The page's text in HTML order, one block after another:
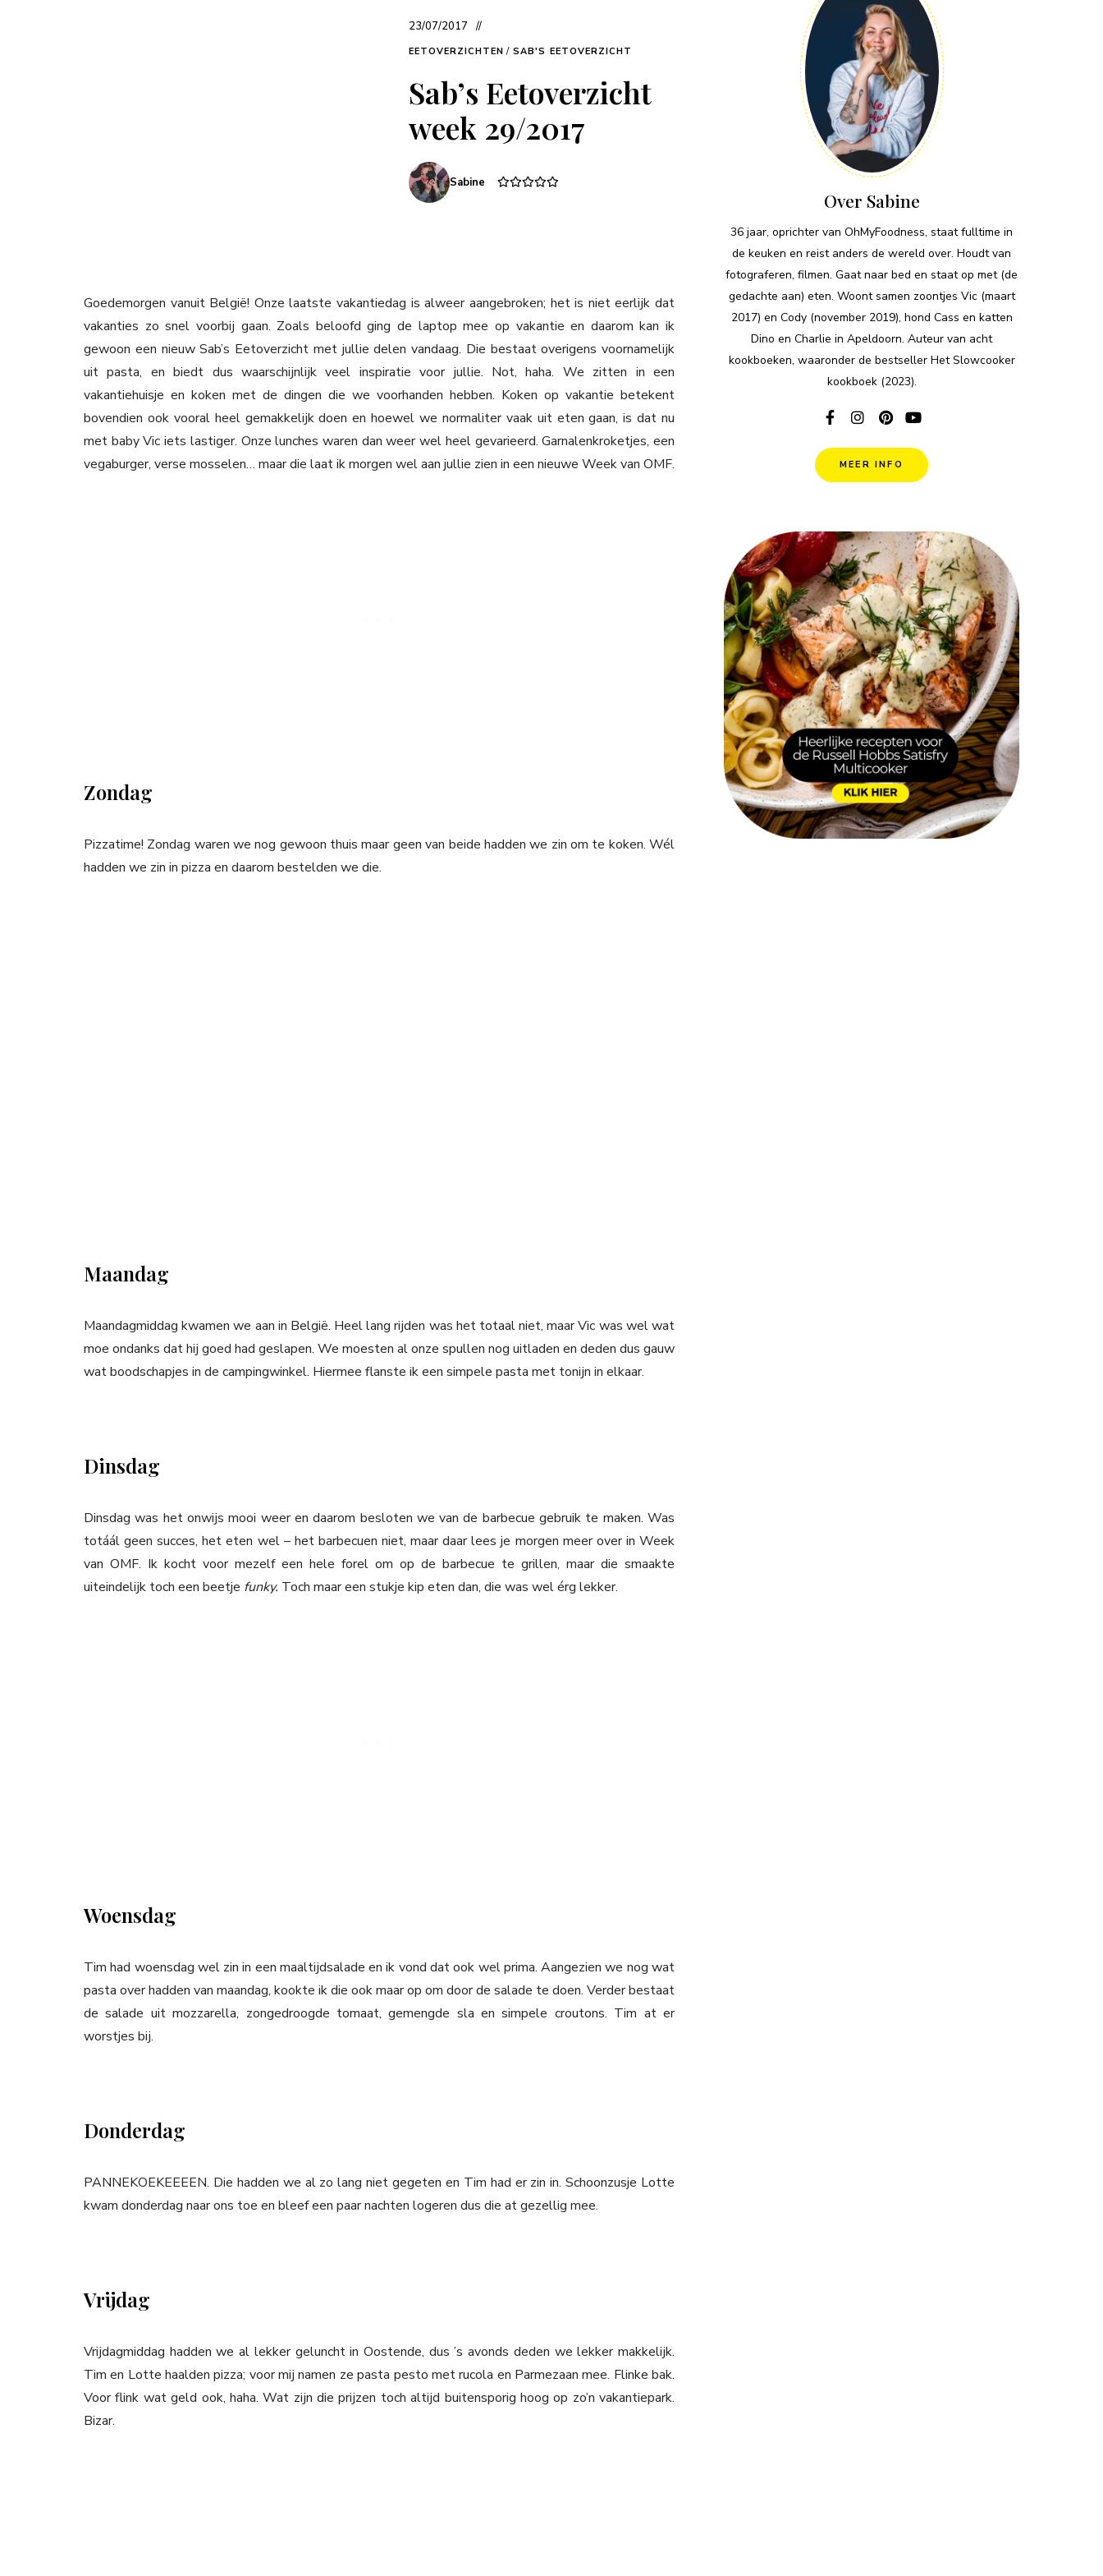
23/07/2017
EETOVERZICHTEN / SAB'S EETOVERZICHT
Sab’s Eetoverzicht
week 29/2017
Sabine
Goedemorgen vanuit België! Onze laatste vakantiedag is alweer aangebroken; het is niet eerlijk dat
vakanties zo snel voorbij gaan. Zoals beloofd ging de laptop mee op vakantie en daarom kan ik
gewoon een nieuw Sab’s Eetoverzicht met jullie delen vandaag. Die bestaat overigens voornamelijk
uit pasta, en biedt dus waarschijnlijk veel inspiratie voor jullie. Not, haha. We zitten in een
vakantiehuisje en koken met de dingen die we voorhanden hebben. Koken op vakantie betekent
bovendien ook vooral heel gemakkelijk doen en hoewel we normaliter vaak uit eten gaan, is dat nu
met baby Vic iets lastiger. Onze lunches waren dan weer wel heel gevarieerd. Garnalenkroketjes, een
vegaburger, verse mosselen… maar die laat ik morgen wel aan jullie zien in een nieuwe Week van OMF.
Zondag
Pizzatime! Zondag waren we nog gewoon thuis maar geen van beide hadden we zin om te koken. Wél
hadden we zin in pizza en daarom bestelden we die.
Maandag
Maandagmiddag kwamen we aan in België. Heel lang rijden was het totaal niet, maar Vic was wel wat
moe ondanks dat hij goed had geslapen. We moesten al onze spullen nog uitladen en deden dus gauw
wat boodschapjes in de campingwinkel. Hiermee flanste ik een simpele pasta met tonijn in elkaar.
Dinsdag
Dinsdag was het onwijs mooi weer en daarom besloten we van de barbecue gebruik te maken. Was
totáál geen succes, het eten wel – het barbecuen niet, maar daar lees je morgen meer over in Week
van OMF. Ik kocht voor mezelf een hele forel om op de barbecue te grillen, maar die smaakte
uiteindelijk toch een beetje funky. Toch maar een stukje kip eten dan, die was wel érg lekker.
Woensdag
Tim had woensdag wel zin in een maaltijdsalade en ik vond dat ook wel prima. Aangezien we nog wat
pasta over hadden van maandag, kookte ik die ook maar op om door de salade te doen. Verder bestaat
de salade uit mozzarella, zongedroogde tomaat, gemengde sla en simpele croutons. Tim at er
worstjes bij.
Donderdag
PANNEKOEKEEEEN. Die hadden we al zo lang niet gegeten en Tim had er zin in. Schoonzusje Lotte
kwam donderdag naar ons toe en bleef een paar nachten logeren dus die at gezellig mee.
Vrijdag
Vrijdagmiddag hadden we al lekker geluncht in Oostende, dus ’s avonds deden we lekker makkelijk.
Tim en Lotte haalden pizza; voor mij namen ze pasta pesto met rucola en Parmezaan mee. Flinke bak.
Voor flink wat geld ook, haha. Wat zijn die prijzen toch altijd buitensporig hoog op zo’n vakantiepark.
Bizar.
Over Sabine
36 jaar, oprichter van OhMyFoodness, staat fulltime in
de keuken en reist anders de wereld over. Houdt van
fotograferen, filmen. Gaat naar bed en staat op met (de
gedachte aan) eten. Woont samen zoontjes Vic (maart
2017) en Cody (november 2019), hond Cass en katten
Dino en Charlie in Apeldoorn. Auteur van acht
kookboeken, waaronder de bestseller Het Slowcooker
kookboek (2023).
MEER INFO